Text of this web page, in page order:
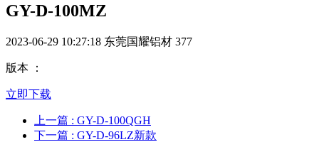
GY-D-100MZ
2023-06-29 10:27:18 东莞国耀铝材 377
版本 ：
立即下载
上一篇 : GY-D-100QGH
下一篇 : GY-D-96LZ新款